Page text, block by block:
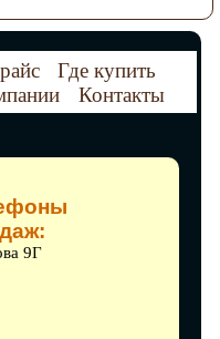
Где купить
Контакты
9Г